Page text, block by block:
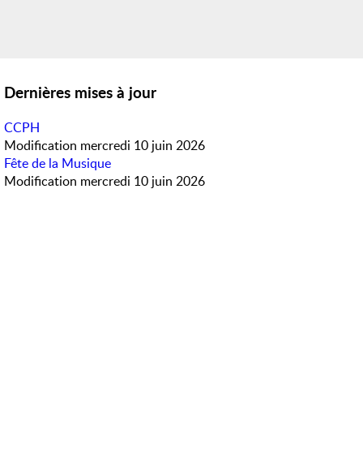
Dernières mises à jour
CCPH
Modification mercredi 10 juin 2026
Fête de la Musique
Modification mercredi 10 juin 2026